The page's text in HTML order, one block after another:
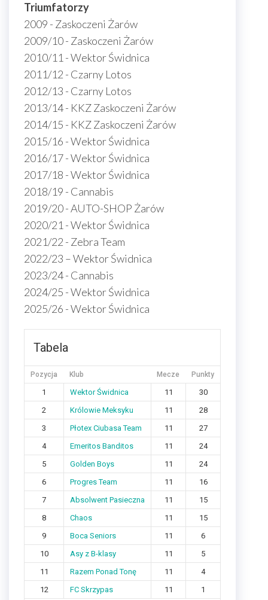
Triumfatorzy
2009 - Zaskoczeni Żarów
2009/10 - Zaskoczeni Żarów
2010/11 - Wektor Świdnica
2011/12 - Czarny Lotos
2012/13 - Czarny Lotos
2013/14 - KKZ Zaskoczeni Żarów
2014/15 - KKZ Zaskoczeni Żarów
2015/16 - Wektor Świdnica
2016/17 - Wektor Świdnica
2017/18 - Wektor Świdnica
2018/19 - Cannabis
2019/20 - AUTO-SHOP Żarów
2020/21 - Wektor Świdnica
2021/22 - Zebra Team
2022/23 – Wektor Świdnica
2023/24 - Cannabis
2024/25 - Wektor Świdnica
2025/26 - Wektor Świdnica
Tabela
Pozycja Klub Mecze Punkty
1 Wektor Świdnica 11
30
2
Królowie Meksyku 11
28
3
Płotex Ciubasa Team 11
27
4
Emeritos Banditos 11
24
5
Golden Boys 11
24
6
Progres Team 11
16
7
Absolwent Pasieczna 11
15
8
Chaos 11
15
9
Boca Seniors 11
6
10
Asy z B-klasy 11
5
11
Razem Ponad Tonę 11
4
12
FC Skrzypas 11 1